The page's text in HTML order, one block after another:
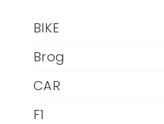
BIKE
Brog
CAR
F1